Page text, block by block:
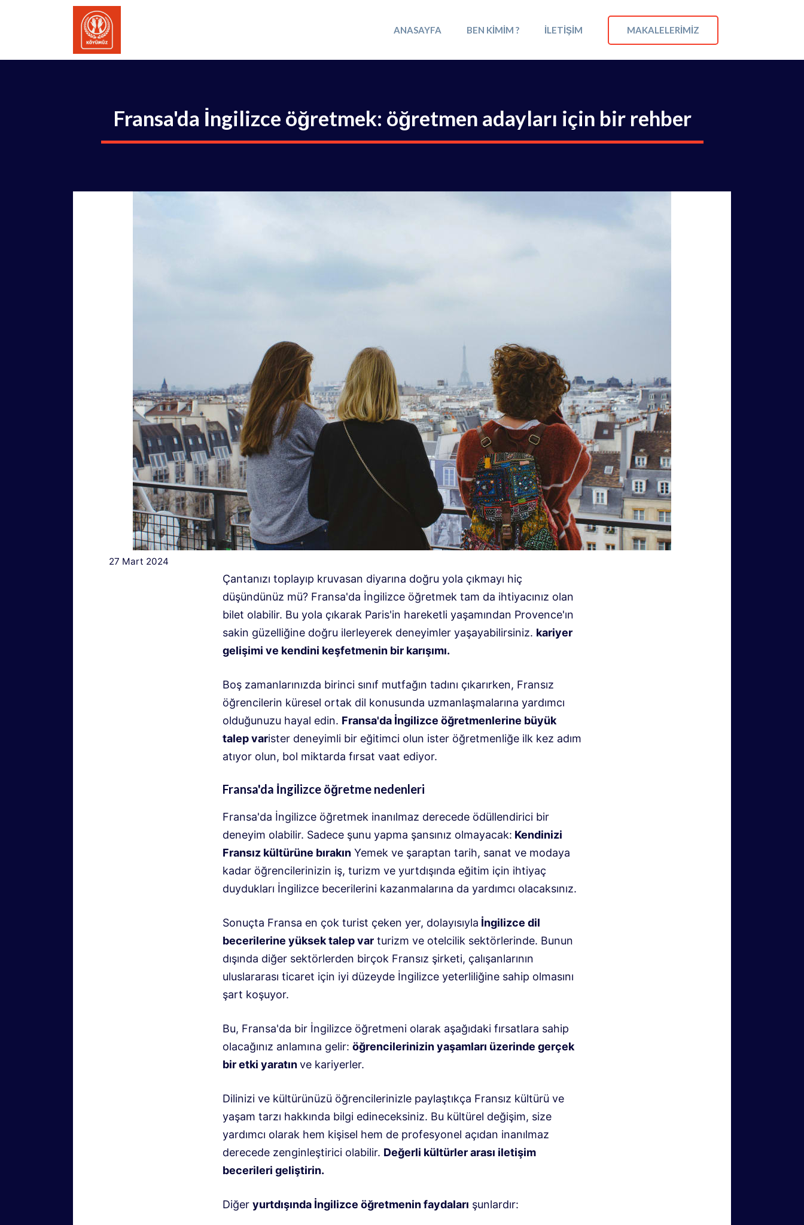
ANASAYFA BEN KIMIM ? İLETIŞIM MAKALELERIMIZ
Fransa'da İngilizce öğretmek: öğretmen adayları için bir rehber
27 Mart 2024
Çantanızı toplayıp kruvasan diyarına doğru yola çıkmayı hiç
düşündünüz mü? Fransa'da İngilizce öğretmek tam da ihtiyacınız olan
bilet olabilir. Bu yola çıkarak Paris'in hareketli yaşamından Provence'ın
sakin güzelliğine doğru ilerleyerek deneyimler yaşayabilirsiniz. kariyer
gelişimi ve kendini keşfetmenin bir karışımı.
Boş zamanlarınızda birinci sınıf mutfağın tadını çıkarırken, Fransız
öğrencilerin küresel ortak dil konusunda uzmanlaşmalarına yardımcı
olduğunuzu hayal edin. Fransa'da İngilizce öğretmenlerine büyük
talep varister deneyimli bir eğitimci olun ister öğretmenliğe ilk kez adım
atıyor olun, bol miktarda fırsat vaat ediyor.
Fransa'da İngilizce öğretme nedenleri
Fransa'da İngilizce öğretmek inanılmaz derecede ödüllendirici bir
deneyim olabilir. Sadece şunu yapma şansınız olmayacak: Kendinizi
Fransız kültürüne bırakın Yemek ve şaraptan tarih, sanat ve modaya
kadar öğrencilerinizin iş, turizm ve yurtdışında eğitim için ihtiyaç
duydukları İngilizce becerilerini kazanmalarına da yardımcı olacaksınız.
Sonuçta Fransa en çok turist çeken yer, dolayısıyla İngilizce dil
becerilerine yüksek talep var turizm ve otelcilik sektörlerinde. Bunun
dışında diğer sektörlerden birçok Fransız şirketi, çalışanlarının
uluslararası ticaret için iyi düzeyde İngilizce yeterliliğine sahip olmasını
şart koşuyor.
Bu, Fransa'da bir İngilizce öğretmeni olarak aşağıdaki fırsatlara sahip
olacağınız anlamına gelir: öğrencilerinizin yaşamları üzerinde gerçek
bir etki yaratınve kariyerler.
Dilinizi ve kültürünüzü öğrencilerinizle paylaştıkça Fransız kültürü ve
yaşam tarzı hakkında bilgi edineceksiniz. Bu kültürel değişim, size
yardımcı olarak hem kişisel hem de profesyonel açıdan inanılmaz
derecede zenginleştirici olabilir. Değerli kültürler arası iletişim
becerileri geliştirin.
Diğer yurtdışında İngilizce öğretmenin faydaları şunlardır: